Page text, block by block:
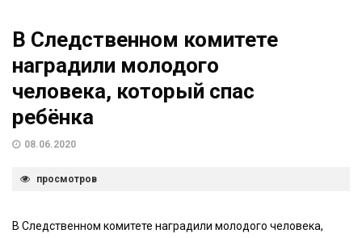
В Следственном комитете
наградили молодого
человека, который спас
ребёнка
08.06.2020
просмотров
В Следственном комитете наградили молодого человека,